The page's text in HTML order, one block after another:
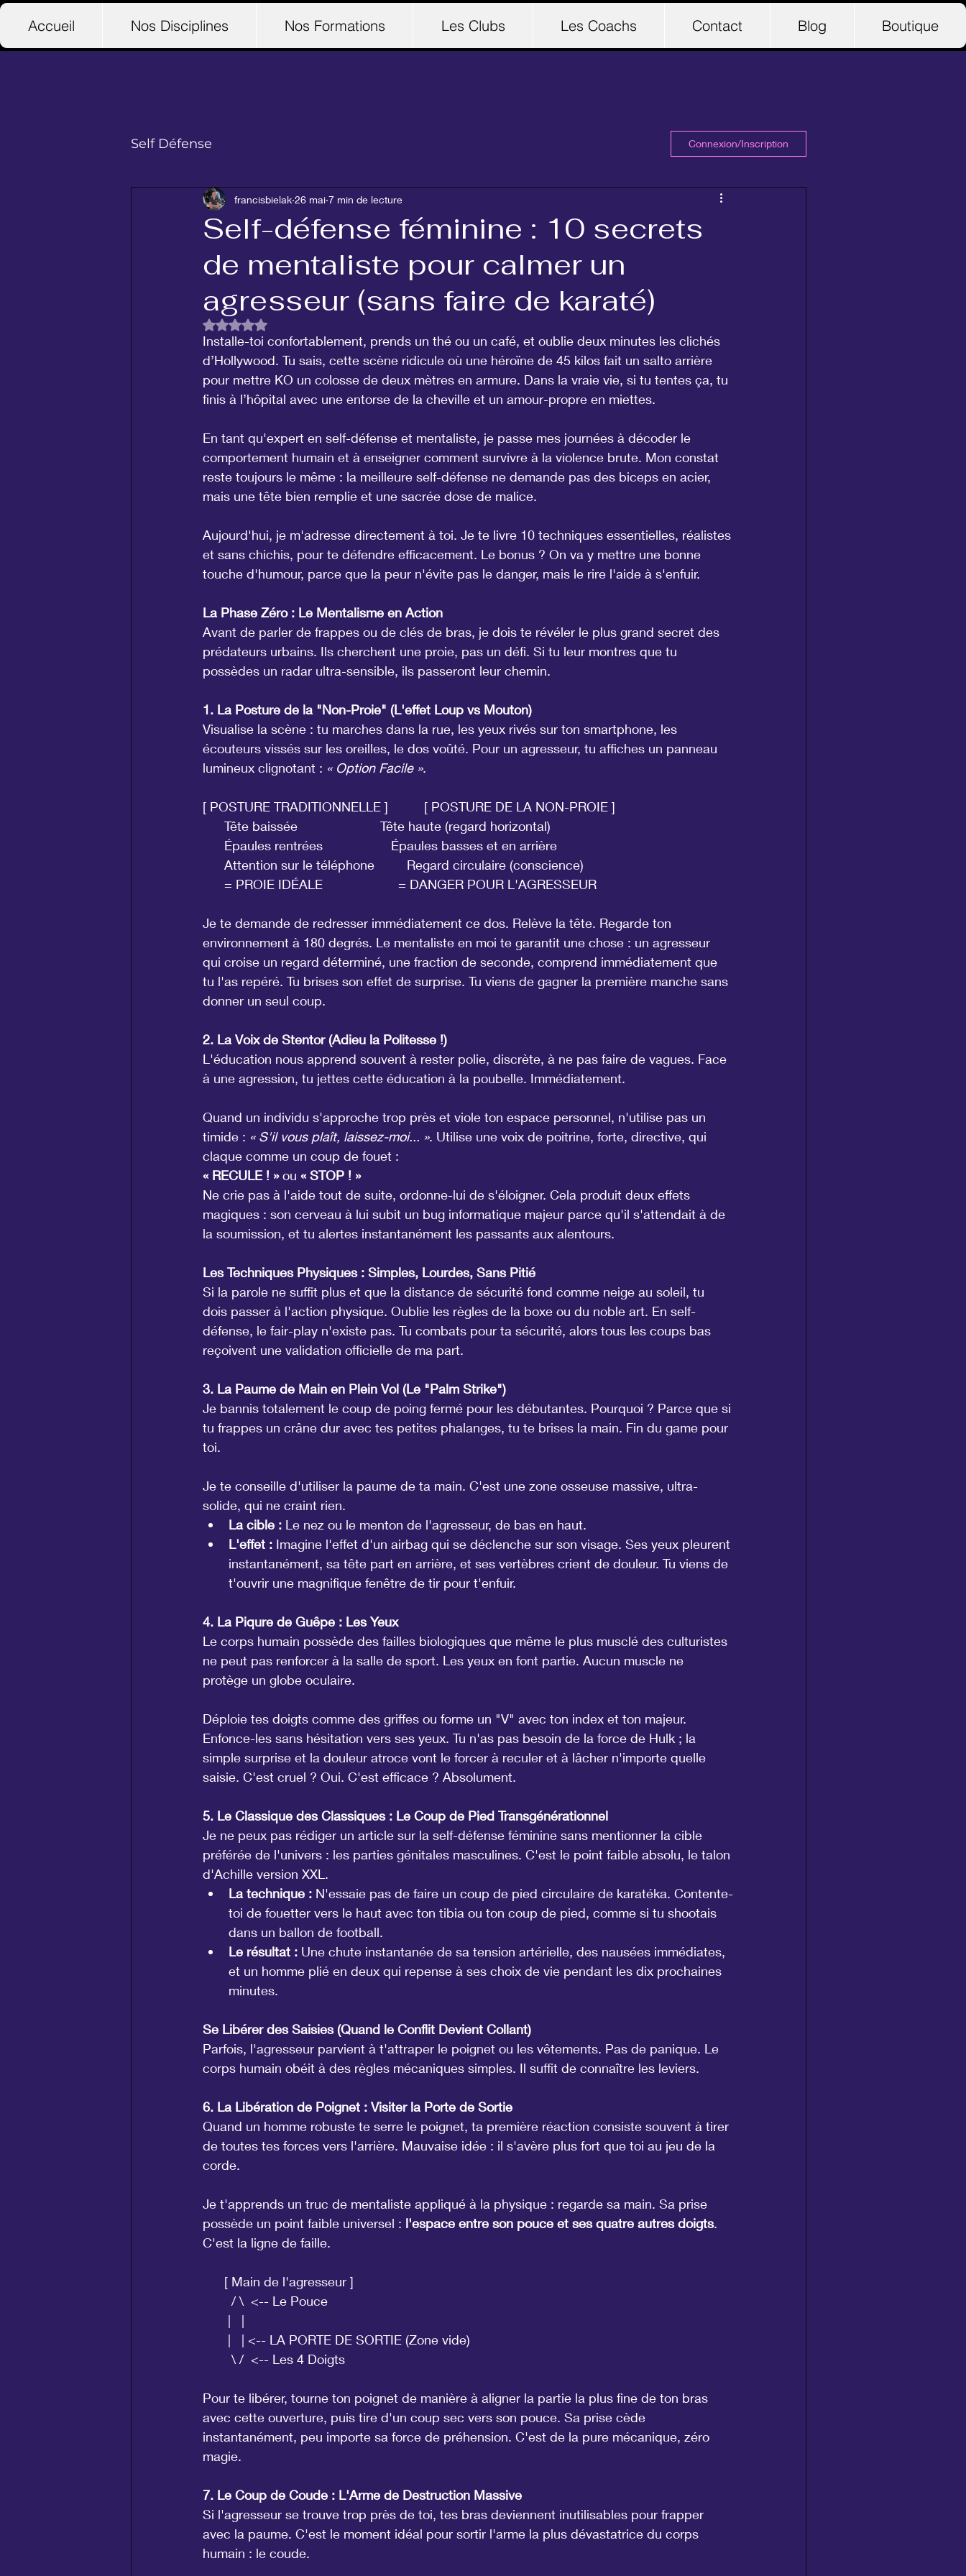
Accueil Nos Disciplines Nos Formations Les Clubs Les Coachs Contact Blog Boutique
Self Défense Connexion/Inscription
Self-défense féminine : 10 secrets
de mentaliste pour calmer un
agresseur (sans faire de karaté)
francisbielak 26 mai 7 min de lecture
Noté NaN étoiles sur 5.
Installe-toi confortablement, prends un thé ou un café, et oublie deux minutes les clichés
d’Hollywood. Tu sais, cette scène ridicule où une héroïne de 45 kilos fait un salto arrière
pour mettre KO un colosse de deux mètres en armure. Dans la vraie vie, si tu tentes ça, tu
finis à l’hôpital avec une entorse de la cheville et un amour-propre en miettes.
En tant qu'expert en self-défense et mentaliste, je passe mes journées à décoder le
comportement humain et à enseigner comment survivre à la violence brute. Mon constat
reste toujours le même : la meilleure self-défense ne demande pas des biceps en acier,
mais une tête bien remplie et une sacrée dose de malice.
Aujourd'hui, je m'adresse directement à toi. Je te livre 10 techniques essentielles, réalistes
et sans chichis, pour te défendre efficacement. Le bonus ? On va y mettre une bonne
touche d'humour, parce que la peur n'évite pas le danger, mais le rire l'aide à s'enfuir.
La Phase Zéro : Le Mentalisme en Action
Avant de parler de frappes ou de clés de bras, je dois te révéler le plus grand secret des
prédateurs urbains. Ils cherchent une proie, pas un défi. Si tu leur montres que tu
possèdes un radar ultra-sensible, ils passeront leur chemin.
1. La Posture de la "Non-Proie" (L'effet Loup vs Mouton)
Visualise la scène : tu marches dans la rue, les yeux rivés sur ton smartphone, les
écouteurs vissés sur les oreilles, le dos voûté. Pour un agresseur, tu affiches un panneau
lumineux clignotant : « Option Facile ».
[ POSTURE TRADITIONNELLE ]          [ POSTURE DE LA NON-PROIE ]
Tête baissée                       Tête haute (regard horizontal)
Épaules rentrées                   Épaules basses et en arrière
Attention sur le téléphone         Regard circulaire (conscience)
= PROIE IDÉALE                     = DANGER POUR L'AGRESSEUR
Je te demande de redresser immédiatement ce dos. Relève la tête. Regarde ton
environnement à 180 degrés. Le mentaliste en moi te garantit une chose : un agresseur
qui croise un regard déterminé, une fraction de seconde, comprend immédiatement que
tu l'as repéré. Tu brises son effet de surprise. Tu viens de gagner la première manche sans
donner un seul coup.
2. La Voix de Stentor (Adieu la Politesse !)
L'éducation nous apprend souvent à rester polie, discrète, à ne pas faire de vagues. Face
à une agression, tu jettes cette éducation à la poubelle. Immédiatement.
Quand un individu s'approche trop près et viole ton espace personnel, n'utilise pas un
timide : « S'il vous plaît, laissez-moi... ». Utilise une voix de poitrine, forte, directive, qui
claque comme un coup de fouet :
« RECULE ! » ou « STOP ! »
Ne crie pas à l'aide tout de suite, ordonne-lui de s'éloigner. Cela produit deux effets
magiques : son cerveau à lui subit un bug informatique majeur parce qu'il s'attendait à de
la soumission, et tu alertes instantanément les passants aux alentours.
Les Techniques Physiques : Simples, Lourdes, Sans Pitié
Si la parole ne suffit plus et que la distance de sécurité fond comme neige au soleil, tu
dois passer à l'action physique. Oublie les règles de la boxe ou du noble art. En self-
défense, le fair-play n'existe pas. Tu combats pour ta sécurité, alors tous les coups bas
reçoivent une validation officielle de ma part.
3. La Paume de Main en Plein Vol (Le "Palm Strike")
Je bannis totalement le coup de poing fermé pour les débutantes. Pourquoi ? Parce que si
tu frappes un crâne dur avec tes petites phalanges, tu te brises la main. Fin du game pour
toi.
Je te conseille d'utiliser la paume de ta main. C'est une zone osseuse massive, ultra-
solide, qui ne craint rien.
La cible : Le nez ou le menton de l'agresseur, de bas en haut.
L'effet : Imagine l'effet d'un airbag qui se déclenche sur son visage. Ses yeux pleurent
instantanément, sa tête part en arrière, et ses vertèbres crient de douleur. Tu viens de
t'ouvrir une magnifique fenêtre de tir pour t'enfuir.
4. La Piqure de Guêpe : Les Yeux
Le corps humain possède des failles biologiques que même le plus musclé des culturistes
ne peut pas renforcer à la salle de sport. Les yeux en font partie. Aucun muscle ne
protège un globe oculaire.
Déploie tes doigts comme des griffes ou forme un "V" avec ton index et ton majeur.
Enfonce-les sans hésitation vers ses yeux. Tu n'as pas besoin de la force de Hulk ; la
simple surprise et la douleur atroce vont le forcer à reculer et à lâcher n'importe quelle
saisie. C'est cruel ? Oui. C'est efficace ? Absolument.
5. Le Classique des Classiques : Le Coup de Pied Transgénérationnel
Je ne peux pas rédiger un article sur la self-défense féminine sans mentionner la cible
préférée de l'univers : les parties génitales masculines. C'est le point faible absolu, le talon
d'Achille version XXL.
La technique : N'essaie pas de faire un coup de pied circulaire de karatéka. Contente-
toi de fouetter vers le haut avec ton tibia ou ton coup de pied, comme si tu shootais
dans un ballon de football.
Le résultat : Une chute instantanée de sa tension artérielle, des nausées immédiates,
et un homme plié en deux qui repense à ses choix de vie pendant les dix prochaines
minutes.
Se Libérer des Saisies (Quand le Conflit Devient Collant)
Parfois, l'agresseur parvient à t'attraper le poignet ou les vêtements. Pas de panique. Le
corps humain obéit à des règles mécaniques simples. Il suffit de connaître les leviers.
6. La Libération de Poignet : Visiter la Porte de Sortie
Quand un homme robuste te serre le poignet, ta première réaction consiste souvent à tirer
de toutes tes forces vers l'arrière. Mauvaise idée : il s'avère plus fort que toi au jeu de la
corde.
Je t'apprends un truc de mentaliste appliqué à la physique : regarde sa main. Sa prise
possède un point faible universel : l'espace entre son pouce et ses quatre autres doigts.
C'est la ligne de faille.
[ Main de l'agresseur ]
/ \  <-- Le Pouce
|   |
|   | <-- LA PORTE DE SORTIE (Zone vide)
\ /  <-- Les 4 Doigts
Pour te libérer, tourne ton poignet de manière à aligner la partie la plus fine de ton bras
avec cette ouverture, puis tire d'un coup sec vers son pouce. Sa prise cède
instantanément, peu importe sa force de préhension. C'est de la pure mécanique, zéro
magie.
7. Le Coup de Coude : L'Arme de Destruction Massive
Si l'agresseur se trouve trop près de toi, tes bras deviennent inutilisables pour frapper
avec la paume. C'est le moment idéal pour sortir l'arme la plus dévastatrice du corps
humain : le coude.